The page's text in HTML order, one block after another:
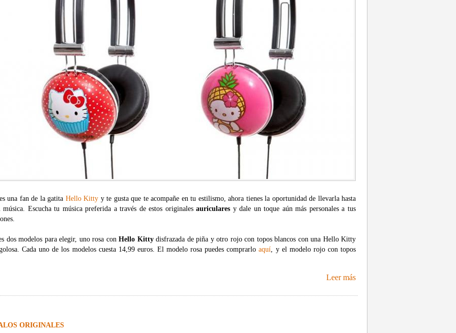
una fan de la gatita Hello Kitty y te gusta que te acompañe en tu estilismo, ahora tienes la oportunidad de llevarla hasta
música. Escucha tu música preferida a través de estos originalesauriculares y dale un toque aún más personales a tus
dos modelos para elegir, uno rosa con Hello Kittydisfrazada de piña y otro rojo con topos blancos con una Hello Kitty
Cada uno de los modelos cuesta 14,99 euros. El modelo rosa puedes comprarloaquí, y el modelo rojo con topos
Leer más
ORIGINALES